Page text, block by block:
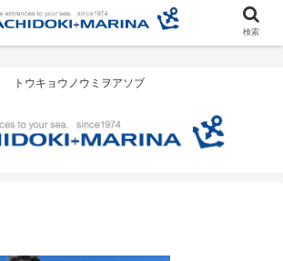
トウキョウノウミヲアソブ
検索